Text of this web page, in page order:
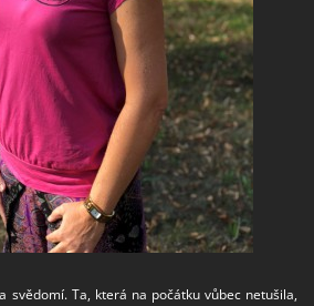
svědomí. Ta, která na počátku vůbec netušila,